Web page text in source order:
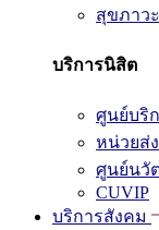
สุขภาว
บริการนิสิต
ศูนย์บริ
หน่วยส่
ศูนย์นวัต
CUVIP
บริการสังคม